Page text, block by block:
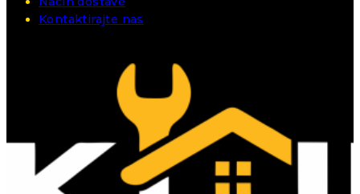
Kontaktirajte nas